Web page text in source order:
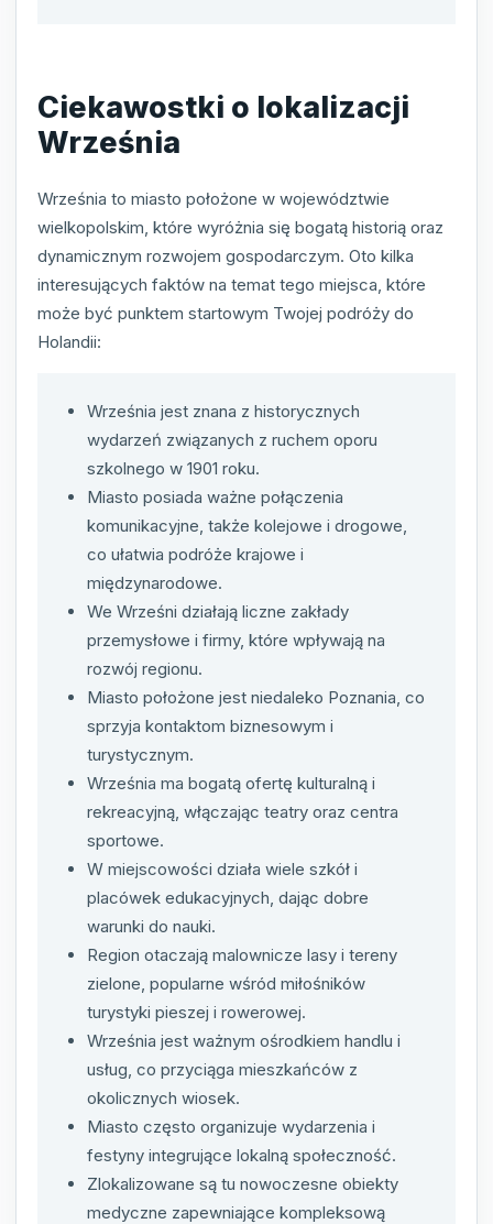
Ciekawostki o lokalizacji
Września
Września to miasto położone w województwie
wielkopolskim, które wyróżnia się bogatą historią oraz
dynamicznym rozwojem gospodarczym. Oto kilka
interesujących faktów na temat tego miejsca, które
może być punktem startowym Twojej podróży do
Holandii:
Września jest znana z historycznych
wydarzeń związanych z ruchem oporu
szkolnego w 1901 roku.
Miasto posiada ważne połączenia
komunikacyjne, także kolejowe i drogowe,
co ułatwia podróże krajowe i
międzynarodowe.
We Wrześni działają liczne zakłady
przemysłowe i firmy, które wpływają na
rozwój regionu.
Miasto położone jest niedaleko Poznania, co
sprzyja kontaktom biznesowym i
turystycznym.
Września ma bogatą ofertę kulturalną i
rekreacyjną, włączając teatry oraz centra
sportowe.
W miejscowości działa wiele szkół i
placówek edukacyjnych, dając dobre
warunki do nauki.
Region otaczają malownicze lasy i tereny
zielone, popularne wśród miłośników
turystyki pieszej i rowerowej.
Września jest ważnym ośrodkiem handlu i
usług, co przyciąga mieszkańców z
okolicznych wiosek.
Miasto często organizuje wydarzenia i
festyny integrujące lokalną społeczność.
Zlokalizowane są tu nowoczesne obiekty
medyczne zapewniające kompleksową